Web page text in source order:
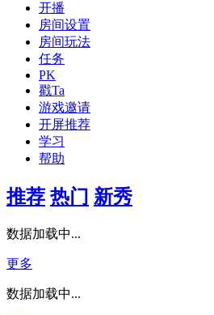
开播
房间设置
房间玩法
任务
PK
戳Ta
游戏邀请
开屏推荐
学习
帮助
推荐 热门 新秀
数据加载中...
更多
数据加载中...